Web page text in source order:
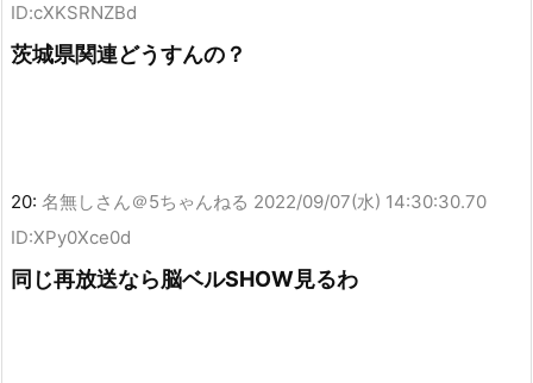
ID:cXKSRNZBd
茨城県関連どうすんの？
20: 名無しさん＠5ちゃんねる 2022/09/07(水) 14:30:30.70
ID:XPy0Xce0d
同じ再放送なら脳ベルSHOW見るわ